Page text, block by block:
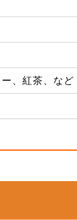
、紅茶、など